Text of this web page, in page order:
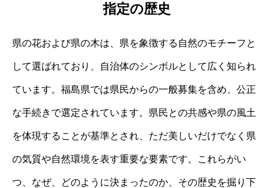
指定の歴史
県の花および県の木は、県を象徴する自然のモチーフと
して選ばれており、自治体のシンボルとして広く知られ
ています。福島県では県民からの一般募集を含め、公正
な手続きで選定されています。県民との共感や県の風土
を体現することが基準とされ、ただ美しいだけでなく県
の気質や自然環境を表す重要な要素です。これらがい
つ、なぜ、どのように決まったのか、その歴史を掘り下